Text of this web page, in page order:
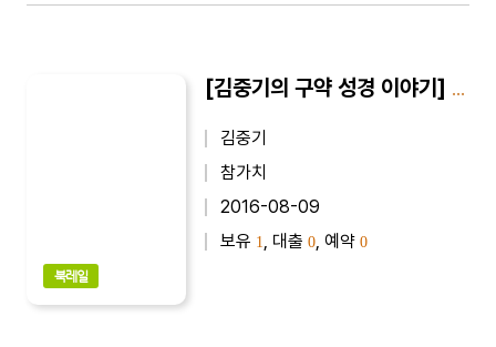
북레일
[김중기의 구약 성경 이야기] 김중기의 구약 성경 이야기 2
김중기
참가치
2016-08-09
보유 1 , 대출 0 , 예약 0